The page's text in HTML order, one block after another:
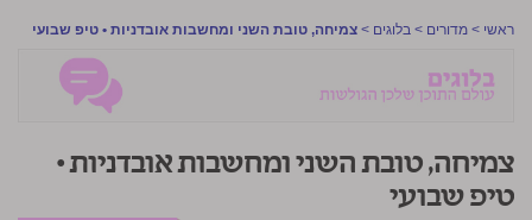
ראשי > מדורים > בלוגים > צמיחה, טובת השני ומחשבות אובדניות • טיפ שבועי
צמיחה, טובת השני ומחשבות אובדניות •
טיפ שבועי